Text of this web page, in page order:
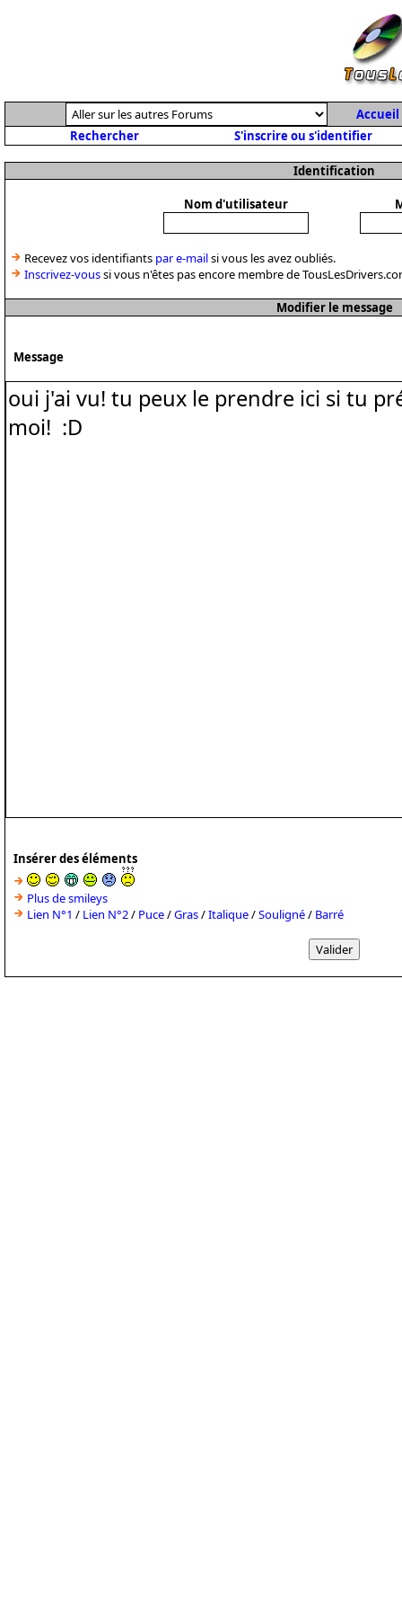
Accueil
Rechercher
S'inscrire ou s'identifier
Identification
Nom d'utilisateur
Recevez vos identifiants par e-mailsi vous les avez oubliés.
Inscrivez-voussi vous n'êtes pas encore membre de
Modifier le message
Message
Insérer des éléments
Plus de smileys
Lien N°1 / Lien N°2/ Puce/Gras/Italique/Souligné/ Barré